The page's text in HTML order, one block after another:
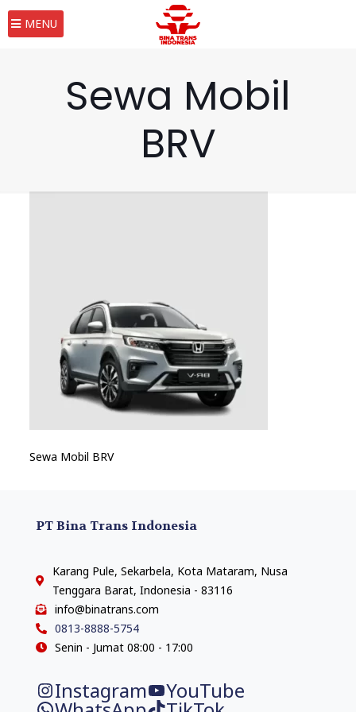
MENU
Sewa Mobil
BRV
Sewa Mobil BRV
PT Bina Trans Indonesia
Karang Pule, Sekarbela, Kota Mataram, Nusa
Tenggara Barat, Indonesia - 83116
info@binatrans.com
0813-8888-5754
Senin - Jumat 08:00 - 17:00
Instagram YouTube